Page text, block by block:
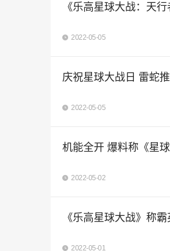
《乐高星球大战：天
2022-05-05
庆祝星球大战日 雷蛇
2022-05-05
机能全开 爆料称《星
2022-05-02
《乐高星球大战》称
2022-05-01